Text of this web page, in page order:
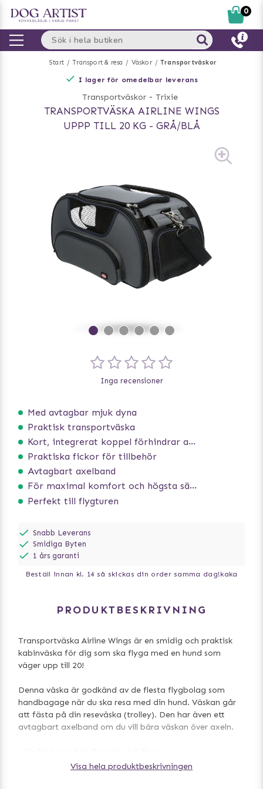
Start Transport & resa Väskor Transportväskor
I lager för omedelbar leverans
Transportväskor - Trixie
TRANSPORTVÄSKA AIRLINE WINGS
UPPP TILL 20 KG - GRÅ/BLÅ
Med avtagbar mjuk dyna
Praktisk transportväska
Kort, integrerat koppel förhindrar att hunden hoppar ur
Praktiska fickor för tillbehör
Avtagbart axelband
För maximal komfort och högsta säkerhet
Perfekt till flygturen
Inga recensioner
Snabb Leverans
Smidiga Byten
1 års garanti
Beställ innan kl. 14 så skickas din order samma dag!kaka
PRODUKTBESKRIVNING
Transportväska Airline Wings är en smidig och praktisk
kabinväska för dig som ska flyga med en hund som
väger upp till 20!
Denna väska är godkänd av de flesta flygbolag som
handbagage när du ska resa med din hund. Väskan går
att fästa på din reseväska (trolley). Den har även ett
avtagbart axelband om du vill bära väskan över axeln.
- Godkänd av de flesta flygbolag
Visa hela produktbeskrivningen
0